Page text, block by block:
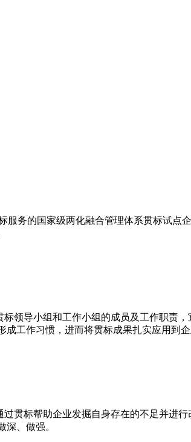
务的国家级两化融合管理体系贯标试点
导小组和工作小组的成员及工作职责
工作习惯，进而将贯标成果扎实应用到企
标帮助企业发掘自身存在的不足并进
、做强。